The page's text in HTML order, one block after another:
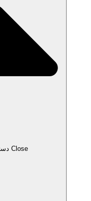
Close دسته بندی کالاها